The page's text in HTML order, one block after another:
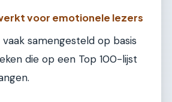
voor emotionele lezers
vaak samengesteld op basis
die op een Top 100-lijst